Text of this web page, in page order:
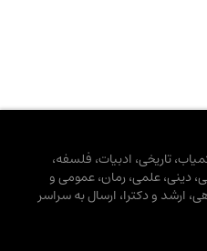
تاریخی، ادبیات، فلسفه،
دینی، علمی، رمان، عمومی و
ارشد و دکترا، ارسال به سراسر